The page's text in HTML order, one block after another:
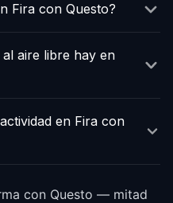
Fira con Questo?
aire libre hay en
en Fira con
con Questo — mitad